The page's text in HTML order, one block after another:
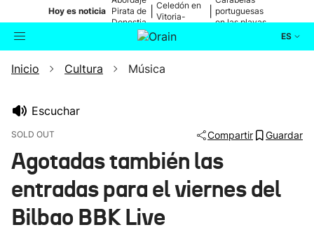
Hoy es noticia Pirata de
Donostia
Celedón en
Vitoria-
portuguesas
en las playas
ES
Buscador Actualidad
Ikusmiran
Eguraldia
Inicio Cultura Música
Escuchar
SOLD OUT Compartir Guardar
Agotadas también las
entradas para el viernes del
Bilbao BBK Live